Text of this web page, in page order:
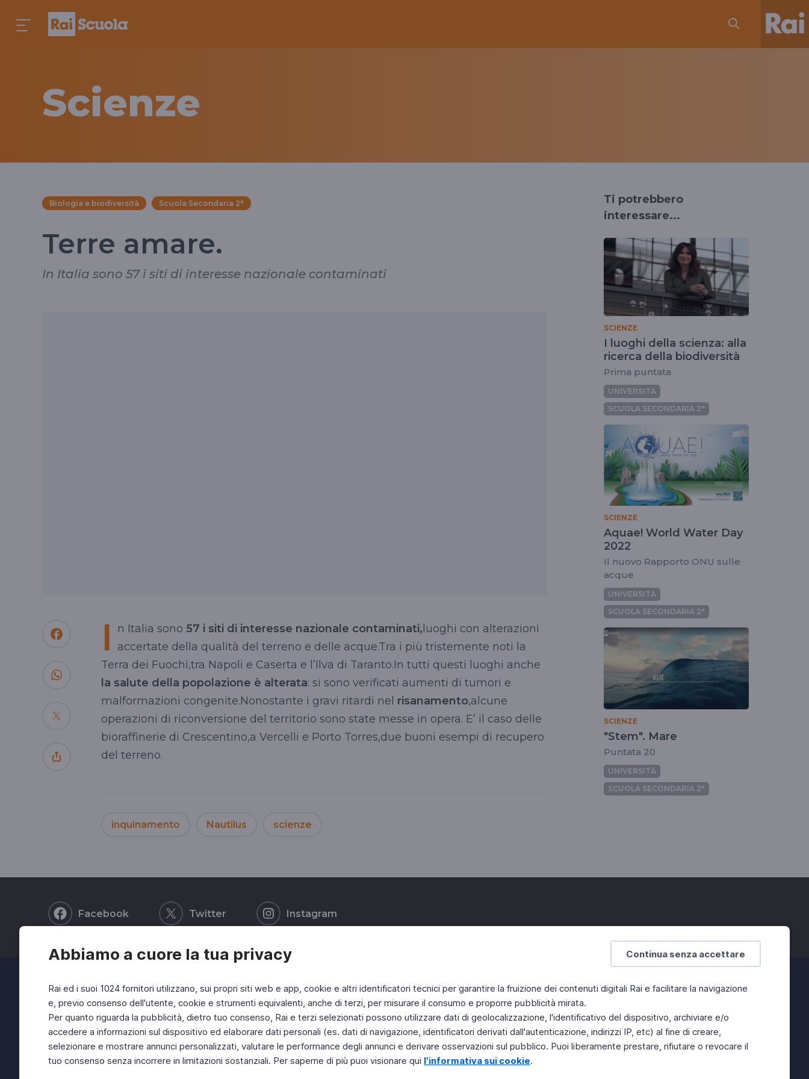
Continua senza accettare
Abbiamo a cuore la tua privacy
Rai ed i suoi 1024 fornitori utilizzano, sui propri siti web e app, cookie e altri identificatori tecnici per garantire la fruizione dei contenuti digitali Rai e facilitare la navigazione
e, previo consenso dell'utente, cookie e strumenti equivalenti, anche di terzi, per misurare il consumo e proporre pubblicità mirata.
Per quanto riguarda la pubblicità, dietro tuo consenso, Rai e terzi selezionati possono utilizzare dati di geolocalizzazione, l'identificativo del dispositivo, archiviare e/o
accedere a informazioni sul dispositivo ed elaborare dati personali (es. dati di navigazione, identificatori derivati dall'autenticazione, indirizzi IP, etc) al fine di creare,
selezionare e mostrare annunci personalizzati, valutare le performance degli annunci e derivare osservazioni sul pubblico. Puoi liberamente prestare, rifiutare o revocare il
tuo consenso senza incorrere in limitazioni sostanziali. Per saperne di più puoi visionare qui l'informativa sui cookie.
Scienze
Biologia e biodiversità Scuola Secondaria 2°
Terre amare.
In Italia sono 57 i siti di interesse nazionale contaminati
I n Italia sono 57 i siti di interesse nazionale contaminati, luoghi con alterazioni
accertate della qualità del terreno e delle acque.Tra i più tristemente noti la
Terra dei Fuochi,tra Napoli e Caserta e l’Ilva di Taranto.In tutti questi luoghi anche
la salute della popolazione è alterata: si sono verificati aumenti di tumori e
malformazioni congenite.Nonostante i gravi ritardi nel risanamento,alcune
operazioni di riconversione del territorio sono state messe in opera. E’ il caso delle
bioraffinerie di Crescentino,a Vercelli e Porto Torres,due buoni esempi di recupero
del terreno.
inquinamento Nautilus scienze
Ti potrebbero
interessare...
SCIENZE
I luoghi della scienza: alla
ricerca della biodiversità
Prima puntata
UNIVERSITÀ
SCUOLA SECONDARIA 2°
SCIENZE
Aquae! World Water Day
2022
Il nuovo Rapporto ONU sulle
acque
UNIVERSITÀ
SCUOLA SECONDARIA 2°
SCIENZE
"Stem". Mare
Puntata 20
UNIVERSITÀ
SCUOLA SECONDARIA 2°
Facebook Twitter Instagram